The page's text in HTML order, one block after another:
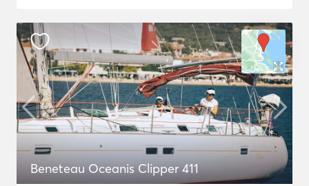
Beneteau Oceanis Clipper 411